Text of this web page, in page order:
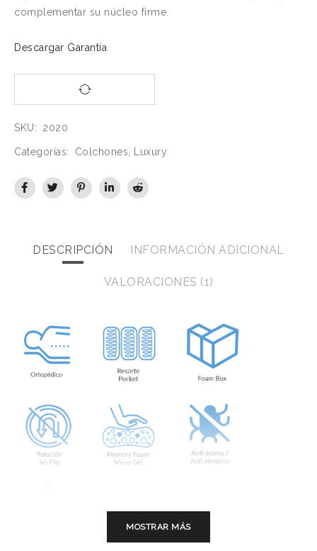
complementar su núcleo firme.
Descargar Garantía
SKU: 2020
Categorías: Colchones Luxury
DESCRIPCIÓN INFORMACIÓN ADICIONAL
VALORACIONES (1)
MOSTRAR MÁS